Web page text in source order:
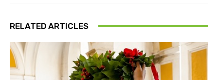
RELATED ARTICLES